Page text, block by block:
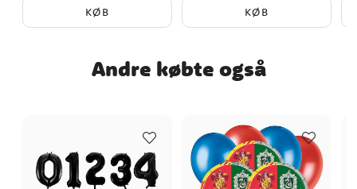
KØB KØB
Andre købte også